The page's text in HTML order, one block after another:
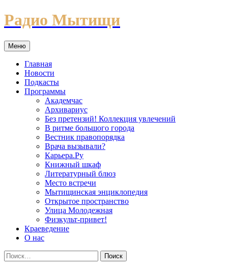
Перейти
к
Радио Мытищи
Меню
Главная
Новости
Подкасты
Программы
Академчас
Архивариус
Без претензий! Коллекция увлечений
В ритме большого города
Вестник правопорядка
Врача вызывали?
Карьера.Ру
Книжный шкаф
Литературный блюз
Место встречи
Мытищинская энциклопедия
Открытое пространство
Улица Молодежная
Физкульт-привет!
Краеведение
О нас
Найти: